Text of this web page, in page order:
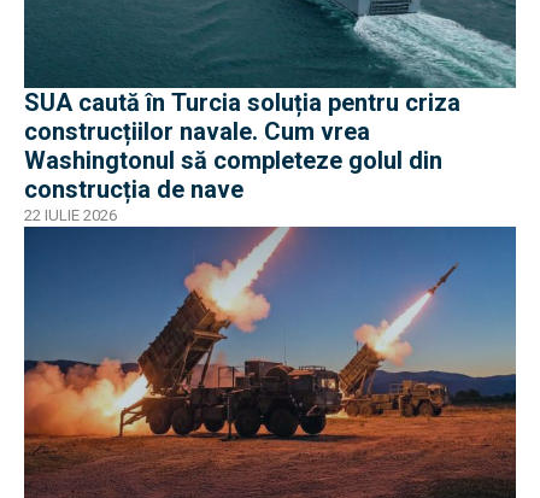
SUA caută în Turcia soluția pentru criza
construcțiilor navale. Cum vrea
Washingtonul să completeze golul din
construcția de nave
22 IULIE 2026